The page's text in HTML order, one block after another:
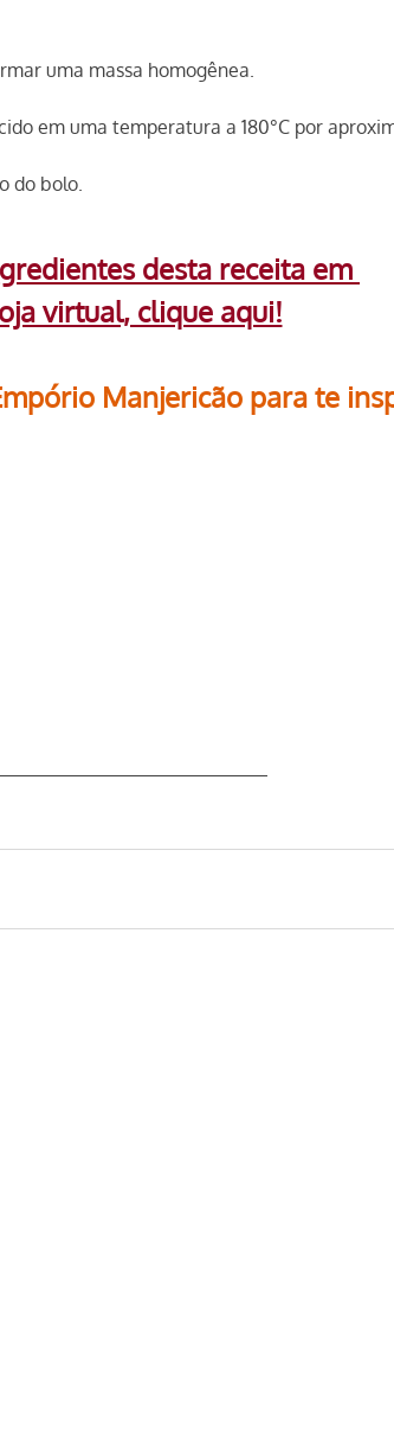
uma massa homogênea.
em uma temperatura a 180°C por
do bolo.
desta receita em
virtual, clique aqui!
Manjericão para te